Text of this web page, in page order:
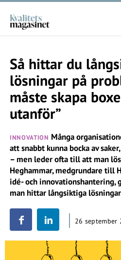
Så hittar du
lösningar på
måste skapa
utanför”
INNOVATION Många
att snabbt kunna bocka av
– men leder ofta till att man
Heghammar, medgrundare till
idé- och innovationshantering,
man hittar långsiktiga
26 september